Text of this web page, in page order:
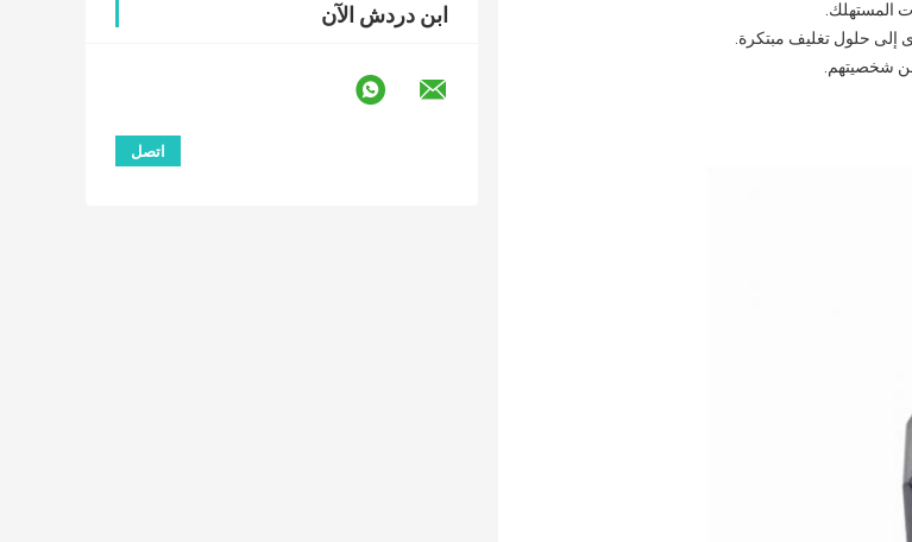
ابن دردش الآن
المستهلك.
إلى حلول تغليف مبتكرة.
عن شخصيتهم.